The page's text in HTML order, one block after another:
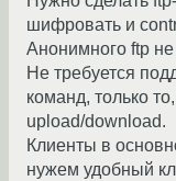
шифровать и
Анонимного ftp не
Не требуется
команд, только
upload/download.
Клиенты в
нужем удобный